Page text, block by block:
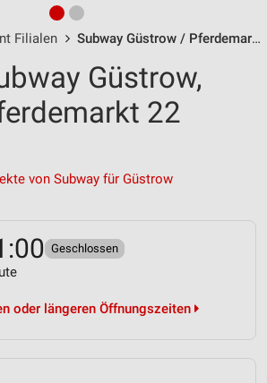
Filialen Subway Güstrow / Pferdemarkt 22 - Öffnungszeiten & Adresse
Güstrow,
22
von Subway für Güstrow
Geschlossen
oder längeren Öffnungszeiten